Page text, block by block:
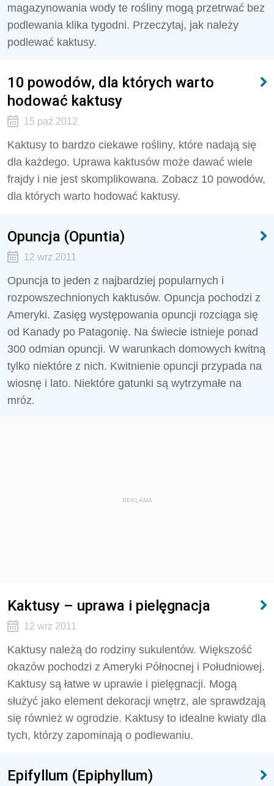
magazynowania wody te rośliny mogą przetrwać bez
podlewania klika tygodni. Przeczytaj, jak należy
podlewać kaktusy.
10 powodów, dla których warto
hodować kaktusy
15 paź 2012
Kaktusy to bardzo ciekawe rośliny, które nadają się
dla każdego. Uprawa kaktusów może dawać wiele
frajdy i nie jest skomplikowana. Zobacz 10 powodów,
dla których warto hodować kaktusy.
Opuncja (Opuntia)
12 wrz 2011
Opuncja to jeden z najbardziej popularnych i
rozpowszechnionych kaktusów. Opuncja pochodzi z
Ameryki. Zasięg występowania opuncji rozciąga się
od Kanady po Patagonię. Na świecie istnieje ponad
300 odmian opuncji. W warunkach domowych kwitną
tylko niektóre z nich. Kwitnienie opuncji przypada na
wiosnę i lato. Niektóre gatunki są wytrzymałe na
mróz.
REKLAMA
Kaktusy – uprawa i pielęgnacja
12 wrz 2011
Kaktusy należą do rodziny sukulentów. Większość
okazów pochodzi z Ameryki Północnej i Południowej.
Kaktusy są łatwe w uprawie i pielęgnacji. Mogą
służyć jako element dekoracji wnętrz, ale sprawdzają
się również w ogrodzie. Kaktusy to idealne kwiaty dla
tych, którzy zapominają o podlewaniu.
Epifyllum (Epiphyllum)